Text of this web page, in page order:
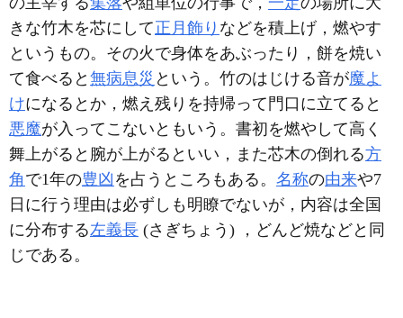
きな竹木を芯にして正月飾り などを積上げ，燃やす
というもの。その火で身体をあぶったり，餅を焼い
て食べると 無病息災 という。竹のはじける音が魔よ
けになるとか，燃え残りを持帰って門口に立てると
悪魔が入ってこないともいう。書初を燃やして高く
舞上がると腕が上がるといい，また芯木の倒れる方
角 で1年の豊凶 を占うところもある。 名称の由来や7
日に行う理由は必ずしも明瞭でないが，内容は全国
に分布する左義長 (さぎちょう) ，どんど焼などと同
じである。